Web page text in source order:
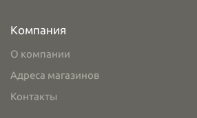
Компания
О компании
Адреса магазинов
Контакты